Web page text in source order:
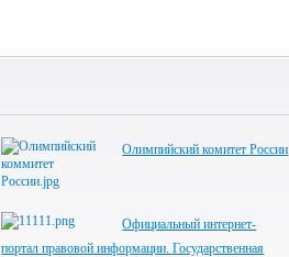
Олимпийский комитет России
Официальный интернет-
портал правовой информации. Государственная